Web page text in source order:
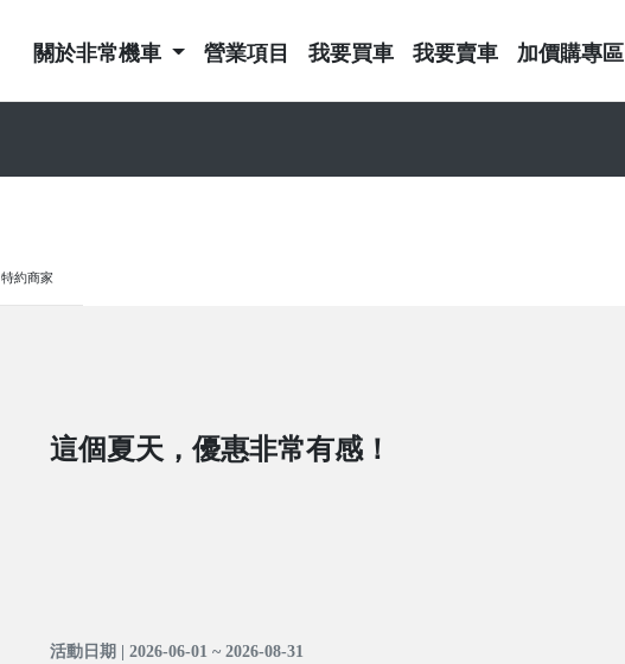
關於非常機車 營業項目 我要買車 我要賣車 加價購專區
特約商家
這個夏天，優惠非常有感！
活動日期 | 2026-06-01 ~ 2026-08-31